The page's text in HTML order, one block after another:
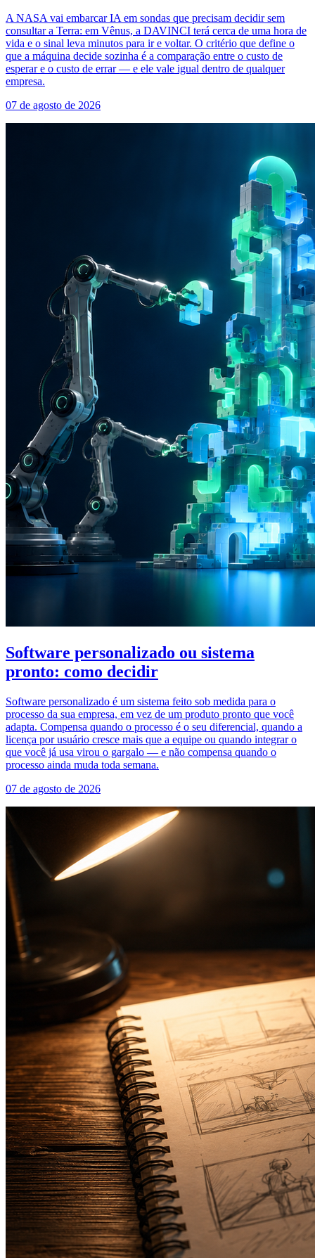
A NASA vai embarcar IA em sondas que precisam decidir sem
consultar a Terra: em Vênus, a DAVINCI terá cerca de uma hora de
vida e o sinal leva minutos para ir e voltar. O critério que define o
que a máquina decide sozinha é a comparação entre o custo de
esperar e o custo de errar — e ele vale igual dentro de qualquer
empresa.
07 de agosto de 2026
Software personalizado ou sistema
pronto: como decidir
Software personalizado é um sistema feito sob medida para o
processo da sua empresa, em vez de um produto pronto que você
adapta. Compensa quando o processo é o seu diferencial, quando a
licença por usuário cresce mais que a equipe ou quando integrar o
que você já usa virou o gargalo — e não compensa quando o
processo ainda muda toda semana.
07 de agosto de 2026